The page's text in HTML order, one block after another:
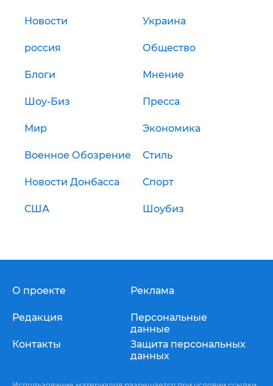
Новости Украина
россия Общество
Блоги Мнение
Шоу-Биз Пресса
Мир Экономика
Военное Обозрение Стиль
Новости Донбасса Спорт
США Шоубиз
О проекте
Редакция
Контакты
Реклама
Персональные
данные
Защита персональных
данных